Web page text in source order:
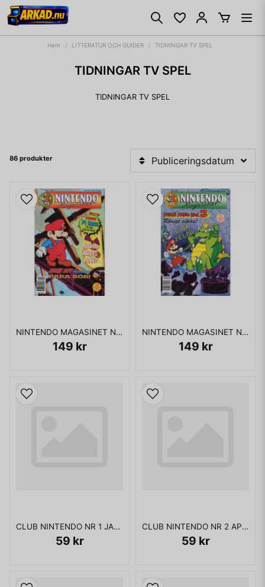
Hem LITTERATUR OCH GUIDER TIDNINGAR TV SPEL
TIDNINGAR TV SPEL
TIDNINGAR TV SPEL
86 produkter Publiceringsdatum
NINTENDO MAGASINET NR 9 1991
149 kr
NINTENDO MAGASINET NR 4 1991 MED POWER PLAYER
149 kr
CLUB NINTENDO NR 1 JANUARI 1994
59 kr
CLUB NINTENDO NR 2 APRIL 1993
59 kr